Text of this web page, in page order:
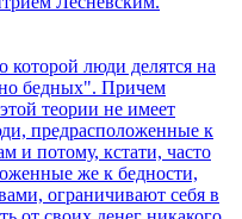
которой люди делятся на
бедных". Причем
теории не имеет
предрасположенные к
и потому, кстати, часто
же к бедности,
ограничивают себя в